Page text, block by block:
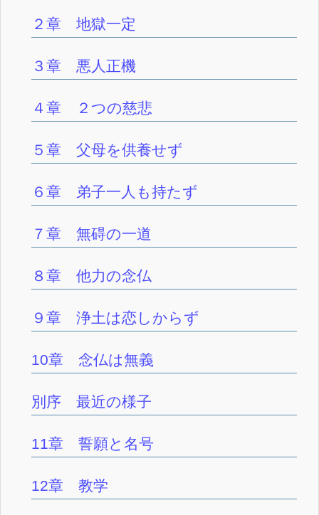
２章 地獄一定
３章 悪人正機
４章 ２つの慈悲
５章 父母を供養せず
６章 弟子一人も持たず
７章 無碍の一道
８章 他力の念仏
９章 浄土は恋しからず
10章 念仏は無義
別序 最近の様子
11章 誓願と名号
12章 教学